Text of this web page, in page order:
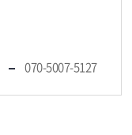
070-5007-5127